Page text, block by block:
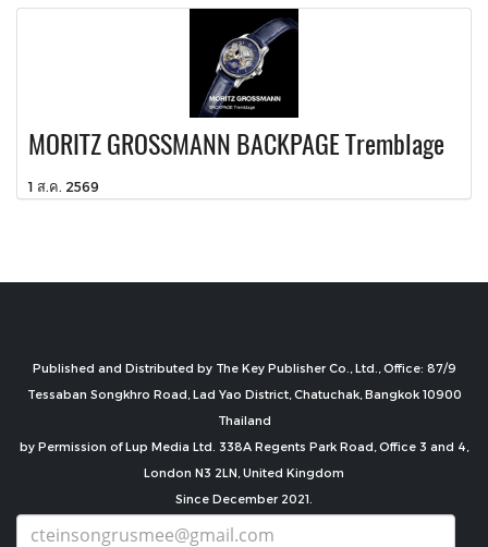
MORITZ GROSSMANN BACKPAGE Tremblage
1 ส.ค. 2569
Published and Distributed by The Key Publisher Co., Ltd., Office: 87/9
Tessaban Songkhro Road, Lad Yao District, Chatuchak, Bangkok 10900
Thailand
by Permission of Lup Media Ltd. 338A Regents Park Road, Office 3 and 4,
London N3 2LN, United Kingdom
Since December 2021.